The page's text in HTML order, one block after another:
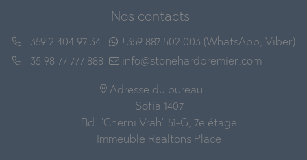
Nos contacts :
+359 2 404 97 34
+35 98 77 777 888
+359 887 502 003 (WhatsApp, Viber)
info@stonehardpremier.com
Adresse du bureau :
Sofia 1407
Bd. "Cherni Vrah" 51-G, 7e étage
Immeuble Realtons Place